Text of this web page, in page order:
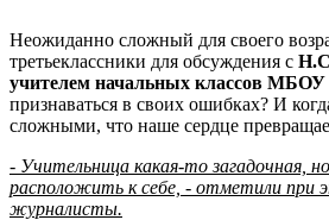
Неожиданно сложный для своего
третьеклассники для обсуждения с
учителем начальных классов
признаваться в своих ошибках? И
сложными, что наше сердце
- Учительница какая-то загадочная,
расположить к себе, - отметили при
журналисты.